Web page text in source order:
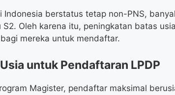
Indonesia berstatus tetap non-PNS,
S2. Oleh karena itu, peningkatan batas
mereka untuk mendaftar.
untuk Pendaftaran LPDP
Magister, pendaftar maksimal